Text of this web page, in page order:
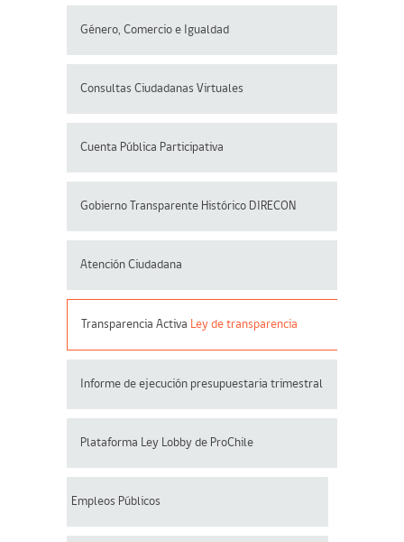
Género, Comercio e Igualdad
Consultas Ciudadanas Virtuales
Cuenta Pública Participativa
Gobierno Transparente Histórico DIRECON
Atención Ciudadana
Transparencia Activa Ley de transparencia
Informe de ejecución presupuestaria trimestral
Plataforma Ley Lobby de ProChile
Empleos Públicos